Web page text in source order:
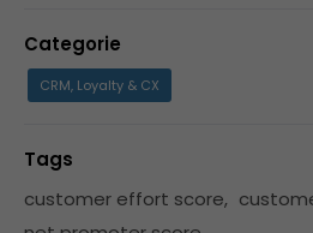
Categorie
CRM, Loyalty & CX
Tags
customer effort score,